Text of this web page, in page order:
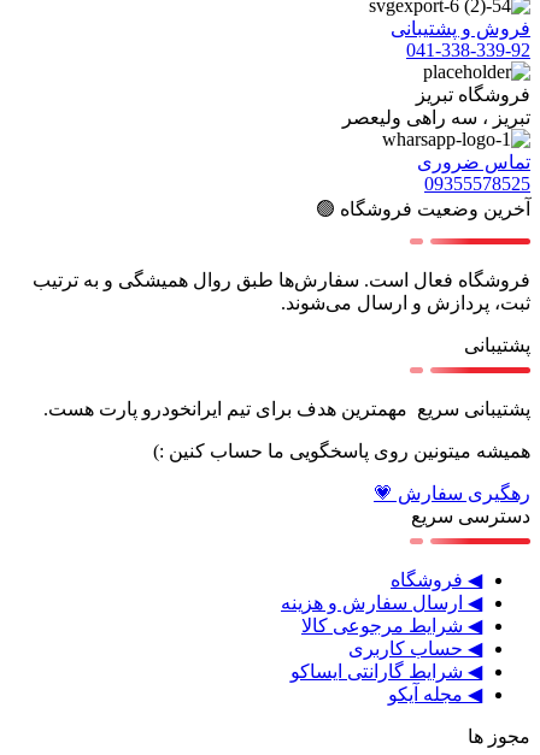
فروش و پشتیبانی
041-338-339-92
فروشگاه تبریز
تبریز ، سه راهی ولیعصر
تماس ضروری
09355578525
آخرین وضعیت فروشگاه 🟢
فروشگاه فعال است. سفارش‌ها طبق روال همیشگی و به ترتیب
ثبت، پردازش و ارسال می‌شوند.
پشتیبانی
پشتیبانی سریع مهمترین هدف برای تیم ایرانخودرو پارت هست.
همیشه میتونین روی پاسخگویی ما حساب کنین :)
رهگیری سفارش 💗
دسترسی سریع
◀ فروشگاه
◀ ارسال سفارش و هزینه
◀ شرایط مرجوعی کالا
◀ حساب کاربری
◀ شرایط گارانتی ایساکو
◀ مجله آیکو
مجوز ها